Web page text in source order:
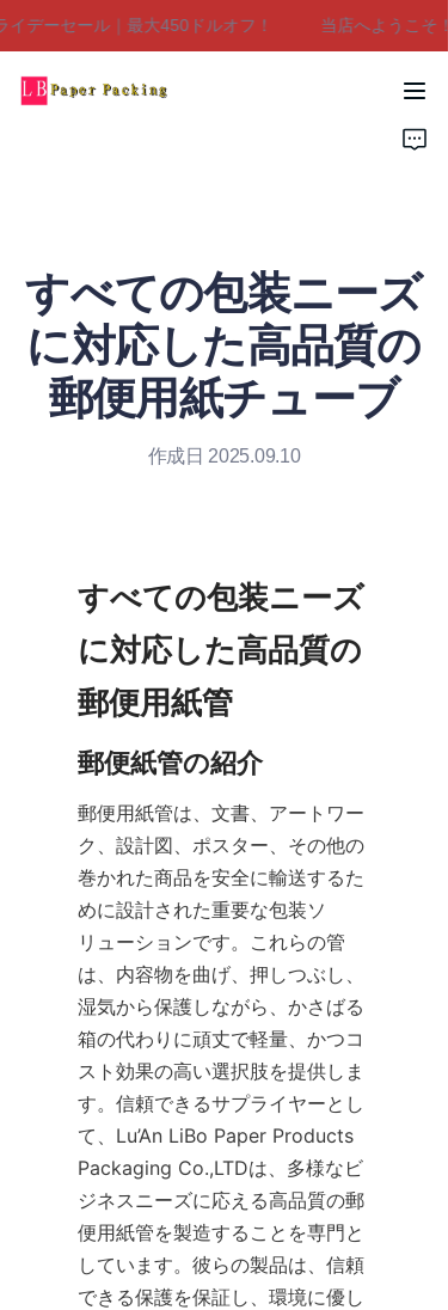
ーセール｜最大450ドルオフ！
当店へようこそ！
当店へようこそ！ブラ
｜最大450ドルオフ！
すべての包装ニーズ
に対応した高品質の
郵便用紙チューブ
作成日 2025.09.10
すべての包装ニーズ
に対応した高品質の
郵便用紙管
郵便紙管の紹介
郵便用紙管は、文書、アートワー
ク、設計図、ポスター、その他の
巻かれた商品を安全に輸送するた
めに設計された重要な包装ソ
リューションです。これらの管
は、内容物を曲げ、押しつぶし、
湿気から保護しながら、かさばる
箱の代わりに頑丈で軽量、かつコ
スト効果の高い選択肢を提供しま
す。信頼できるサプライヤーとし
て、Lu’An LiBo Paper Products
Packaging Co.,LTDは、多様なビ
ジネスニーズに応える高品質の郵
便用紙管を製造することを専門と
しています。彼らの製品は、信頼
できる保護を保証し、環境に優し
家
お問い合わせ